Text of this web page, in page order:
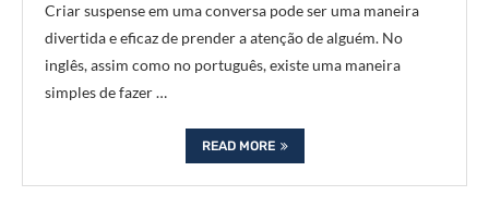
Criar suspense em uma conversa pode ser uma maneira
divertida e eficaz de prender a atenção de alguém. No
inglês, assim como no português, existe uma maneira
simples de fazer …
READ MORE